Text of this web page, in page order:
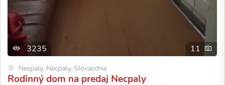
3235 11
Necpaly, Necpaly, Slovacchia
Rodinný dom na predaj Necpaly